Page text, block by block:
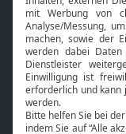
Bibel TV
Über uns